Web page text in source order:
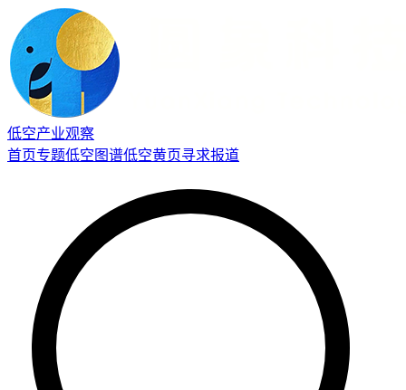
低空产业观察
首页专题低空图谱低空黄页寻求报道